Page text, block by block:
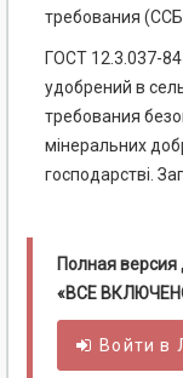
требования
ГОСТ 12.3.037-
удобрений в
требования
мінеральних
господарстві.
Полная
«ВСЕ
Войти в